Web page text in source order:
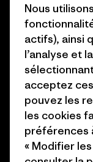
Objectifs
1% For The Planet
Comment nous
Cartes cadeaux
Nos magasins
Nous
actifs), ainsi
l’analyse et
acceptez
pouvez les
les cookies
préférences
« Modifier